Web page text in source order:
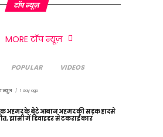
टॉप न्यूज़
MORE टॉप न्यूज़
POPULAR VIDEOS
न्यूज़ 1 day ago
अहमद के बेटे आबान अहमद की सड़क हादसे
झांसी में डिवाइडर से टकराई कार